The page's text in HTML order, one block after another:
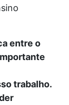
entre o
trabalho.